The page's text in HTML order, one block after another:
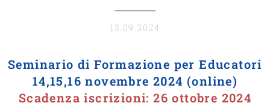
13.09.2024
Seminario di Formazione per Educatori
14,15,16 novembre 2024 (online)
Scadenza iscrizioni: 26 ottobre 2024